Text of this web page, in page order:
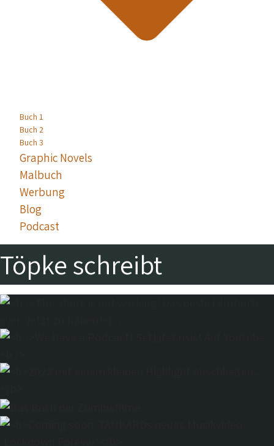
Buch 1
Buch 2
Buch 3
Graphic Novels
Malbuch
Werbung
Blog
Podcast
Töpke schreibt